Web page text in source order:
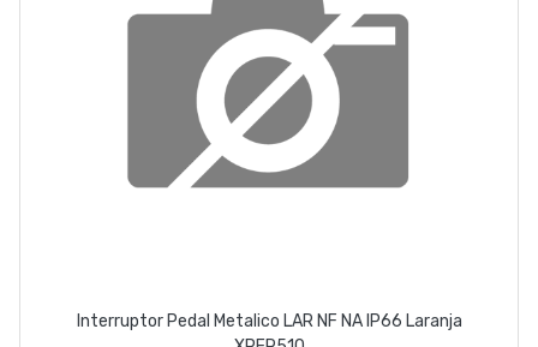
Interruptor Pedal Metalico LAR NF NA IP66 Laranja